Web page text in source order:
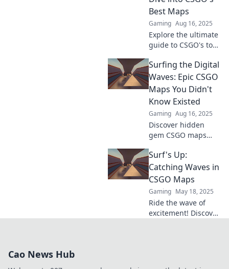
ultimate guide.
Best Maps
Gaming Aug 16, 2025
Explore the ultimate
guide to CSGO's top
strategies, secrets,
and tips that will
elevate your game.
Dive in now!
Surfing the Digital
Waves: Epic CSGO
Maps You Didn't
Know Existed
Gaming Aug 16, 2025
Discover hidden
gem CSGO maps
gameplay! Unleash
your skills and
explore the digital
waves like never
before!
Surf's Up:
Catching Waves in
CSGO Maps
Gaming May 18, 2025
Ride the wave of
excitement! Discover
Cao News Hub